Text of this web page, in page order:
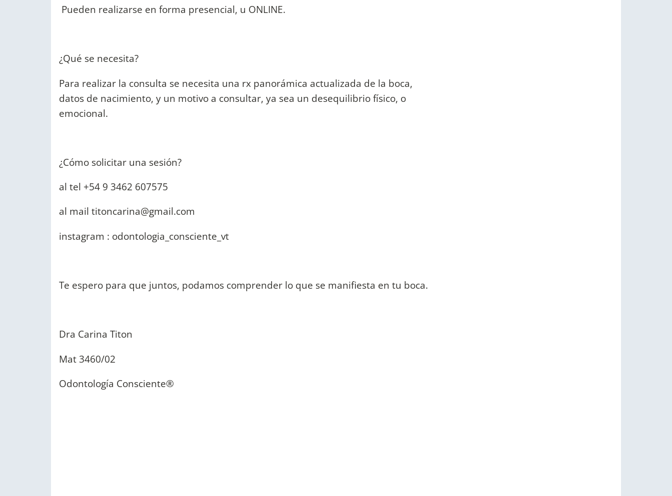
Pueden realizarse en forma presencial, u ONLINE.
¿Qué se necesita?
Para realizar la consulta se necesita una rx panorámica actualizada de la boca,
datos de nacimiento, y un motivo a consultar, ya sea un desequilibrio físico, o
emocional.
¿Cómo solicitar una sesión?
al tel +54 9 3462 607575
al mail titoncarina@gmail.com
instagram : odontologia_consciente_vt
Te espero para que juntos, podamos comprender lo que se manifiesta en tu boca.
Dra Carina Titon
Mat 3460/02
Odontología Consciente®